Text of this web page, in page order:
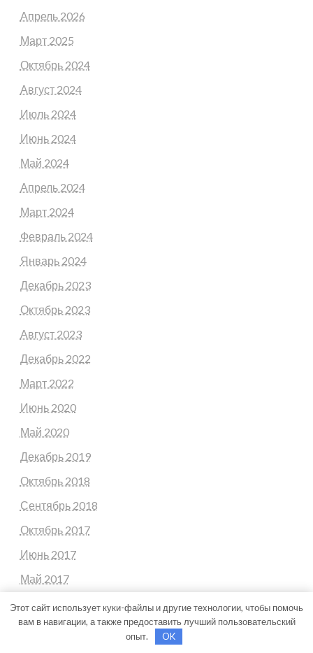
Апрель 2026
Март 2025
Октябрь 2024
Август 2024
Июль 2024
Июнь 2024
Май 2024
Апрель 2024
Март 2024
Февраль 2024
Январь 2024
Декабрь 2023
Октябрь 2023
Август 2023
Декабрь 2022
Март 2022
Июнь 2020
Май 2020
Декабрь 2019
Октябрь 2018
Сентябрь 2018
Октябрь 2017
Июнь 2017
Май 2017
Март 2017
Февраль 2017
Этот сайт использует куки-файлы и другие технологии, чтобы помочь
вам в навигации, а также предоставить лучший пользовательский
опыт.
OK